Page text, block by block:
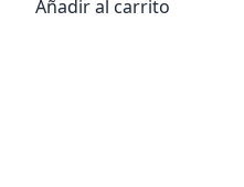
Añadir al carrito